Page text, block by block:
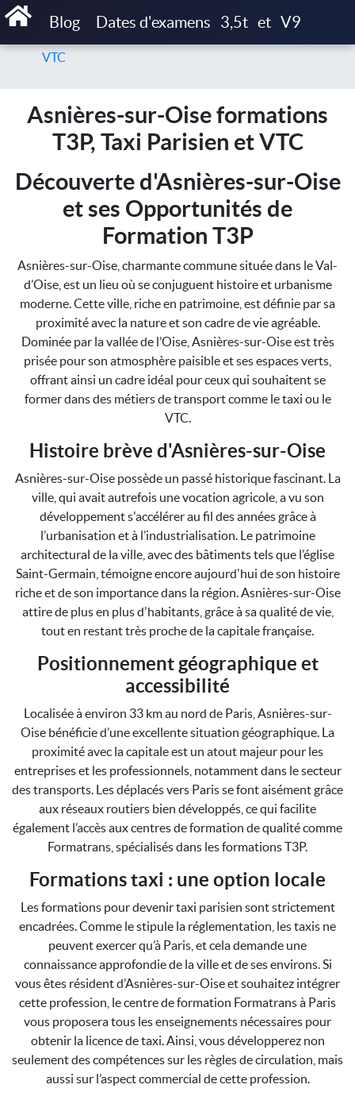
Blog Dates d'examens 3,5t et V9
Accueil
VTC
Asnières-sur-Oise formations
T3P, Taxi Parisien et VTC
Découverte d'Asnières-sur-Oise
et ses Opportunités de
Formation T3P
Asnières-sur-Oise, charmante commune située dans le Val-
d’Oise, est un lieu où se conjuguent histoire et urbanisme
moderne. Cette ville, riche en patrimoine, est définie par sa
proximité avec la nature et son cadre de vie agréable.
Dominée par la vallée de l’Oise, Asnières-sur-Oise est très
prisée pour son atmosphère paisible et ses espaces verts,
offrant ainsi un cadre idéal pour ceux qui souhaitent se
former dans des métiers de transport comme le taxi ou le
VTC.
Histoire brève d'Asnières-sur-Oise
Asnières-sur-Oise possède un passé historique fascinant. La
ville, qui avait autrefois une vocation agricole, a vu son
développement s'accélérer au fil des années grâce à
l’urbanisation et à l’industrialisation. Le patrimoine
architectural de la ville, avec des bâtiments tels que l’église
Saint-Germain, témoigne encore aujourd'hui de son histoire
riche et de son importance dans la région. Asnières-sur-Oise
attire de plus en plus d'habitants, grâce à sa qualité de vie,
tout en restant très proche de la capitale française.
Positionnement géographique et
accessibilité
Localisée à environ 33 km au nord de Paris, Asnières-sur-
Oise bénéficie d’une excellente situation géographique. La
proximité avec la capitale est un atout majeur pour les
entreprises et les professionnels, notamment dans le secteur
des transports. Les déplacés vers Paris se font aisément grâce
aux réseaux routiers bien développés, ce qui facilite
également l’accès aux centres de formation de qualité comme
Formatrans, spécialisés dans les formations T3P.
Formations taxi : une option locale
Les formations pour devenir taxi parisien sont strictement
encadrées. Comme le stipule la réglementation, les taxis ne
peuvent exercer qu’à Paris, et cela demande une
connaissance approfondie de la ville et de ses environs. Si
vous êtes résident d’Asnières-sur-Oise et souhaitez intégrer
cette profession, le centre de formation Formatrans à Paris
vous proposera tous les enseignements nécessaires pour
obtenir la licence de taxi. Ainsi, vous développerez non
seulement des compétences sur les règles de circulation, mais
aussi sur l’aspect commercial de cette profession.